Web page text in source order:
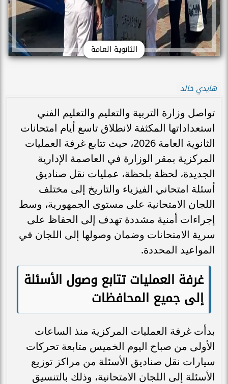
الثانوية العامة
هايدي خالد
تواصل وزارة التربية والتعليم والتعليم الفني
استعداداتها المكثفة لانطلاق تاسع أيام امتحانات
الثانوية العامة 2026، حيث تتابع غرفة العمليات
المركزية بمقر الوزارة في العاصمة الإدارية
الجديدة، لحظة بلحظة، عمليات نقل صناديق
أسئلة امتحاني الفيزياء والتاريخ إلى مختلف
اللجان الامتحانية على مستوى الجمهورية، وسط
إجراءات أمنية مشددة تهدف إلى الحفاظ على
سرية الامتحانات وضمان وصولها إلى اللجان في
المواعيد المحددة.
غرفة العمليات تتابع وصول الأسئلة
إلى جميع المحافظات
بدأت غرفة العمليات المركزية منذ الساعات
الأولى من صباح اليوم الخميس متابعة تحركات
سيارات نقل صناديق الأسئلة من مراكز توزيع
الأسئلة إلى اللجان الامتحانية، وذلك بالتنسيق